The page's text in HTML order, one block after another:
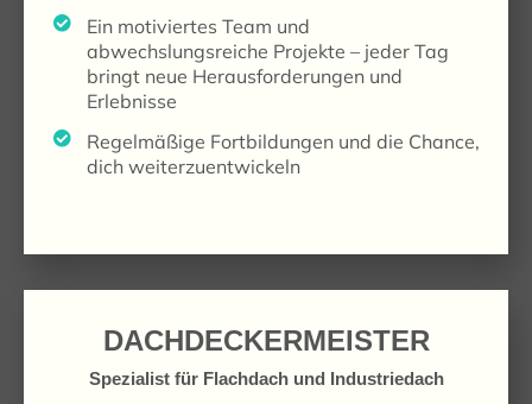
Ein motiviertes Team und
abwechslungsreiche Projekte – jeder Tag
bringt neue Herausforderungen und
Erlebnisse
Regelmäßige Fortbildungen und die Chance,
dich weiterzuentwickeln
DACHDECKERMEISTER
Spezialist für Flachdach und Industriedach